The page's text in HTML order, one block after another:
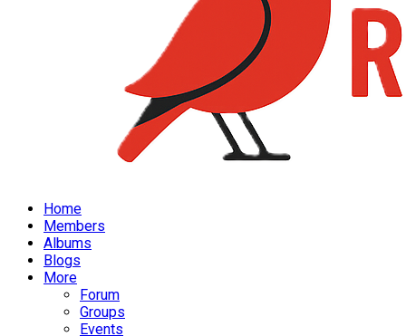
Home
Members
Albums
Blogs
More
Forum
Groups
Events